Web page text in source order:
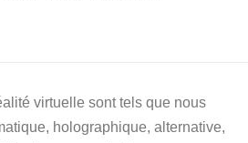
virtuelle sont tels que nous
holographique, alternative,